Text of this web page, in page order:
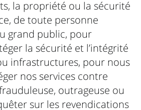
la propriété ou la sécurité
de toute personne
grand public, pour
la sécurité et l’intégrité
infrastructures, pour nous
nos services contre
outrageuse ou
sur les revendications